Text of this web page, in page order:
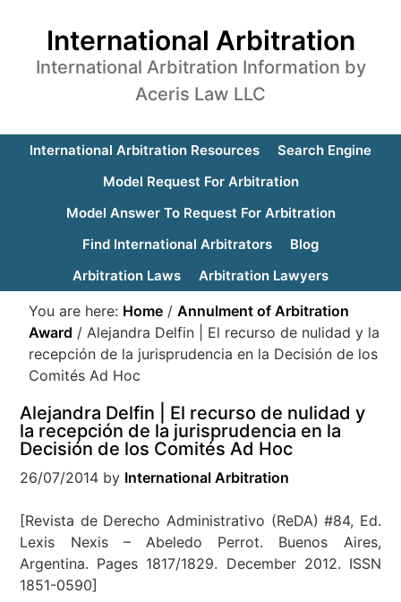
International Arbitration
International Arbitration Information by
Aceris Law LLC
International Arbitration Resources
Search Engine
Model Request For Arbitration
Model Answer To Request For Arbitration
Find International Arbitrators
Blog
Arbitration Laws
Arbitration Lawyers
You are here: Home / Annulment of Arbitration
Award / Alejandra Delfin | El recurso de nulidad y la
recepción de la jurisprudencia en la Decisión de los
Comités Ad Hoc
Alejandra Delfin | El recurso de nulidad y
la recepción de la jurisprudencia en la
Decisión de los Comités Ad Hoc
26/07/2014 by International Arbitration
[Revista de Derecho Administrativo (ReDA) #84, Ed.
Lexis Nexis – Abeledo Perrot. Buenos Aires,
Argentina. Pages 1817/1829. December 2012. ISSN
1851-0590]